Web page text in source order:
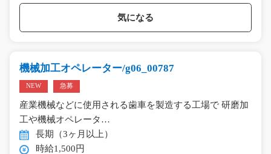
気になる
機械加工オペレーター/g06_00787
NEW 急募
産業機械などに使用される歯車を製造する工場で 研磨加
工や機械オペレータ…
長期（3ヶ月以上）
時給1,500円